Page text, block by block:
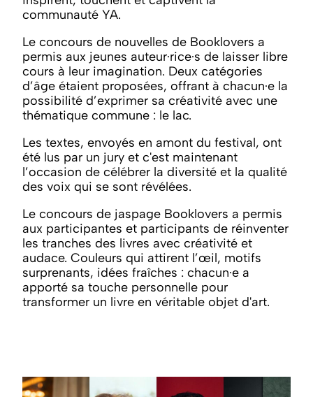
communauté YA.
Le concours de nouvelles de Booklovers a
permis aux jeunes auteur·rice·s de laisser libre
cours à leur imagination. Deux catégories
d’âge étaient proposées, offrant à chacun·e la
possibilité d’exprimer sa créativité avec une
thématique commune : le lac.
Les textes, envoyés en amont du festival, ont
été lus par un jury et c'est maintenant
l’occasion de célébrer la diversité et la qualité
des voix qui se sont révélées.
Le concours de jaspage Booklovers a permis
aux participantes et participants de réinventer
les tranches des livres avec créativité et
audace. Couleurs qui attirent l’œil, motifs
surprenants, idées fraîches : chacun·e a
apporté sa touche personnelle pour
transformer un livre en véritable objet d'art.